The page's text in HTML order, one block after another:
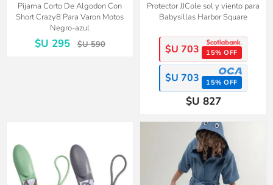
Pijama Corto De Algodon Con
Short Crazy8 Para Varon Motos
Negro-azul
$U 295 $U 590
Protector JJCole sol y viento para
Babysillas Harbor Square
$U 703 15% OFF
$U 703 15% OFF
$U 827